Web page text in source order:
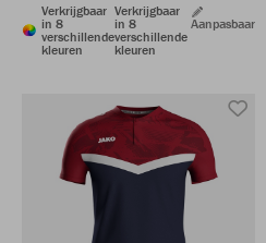
Verkrijgbaar
in 8
verschillende
kleuren
Verkrijgbaar
in 8
verschillende
kleuren
Aanpasbaar